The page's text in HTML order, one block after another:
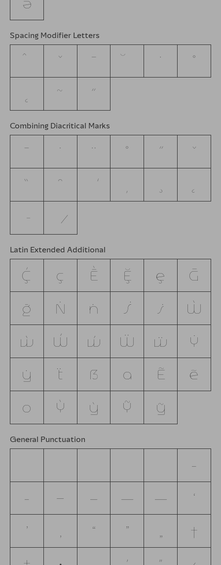
Spacing Modifier Letters
ˆ ˇ ˉ ˘ ˙
˚
˜ ˝
Combining Diacritical Marks
Latin Extended Additional
Ḉ ḉ Ḕ Ḝ ḝ
Ḡ
ḡ
Ṅ ṅ Ṡ ṡ
Ẁ
ẁ
Ẃ ẃ Ẅ ẅ
Ẏ
ẏ
ẗ ẞ ẫ Ẽ
ẽ
ỗ
Ỳ ỳ Ỹ ỹ
General Punctuation
‐
‑
‒ – — ―
‘
’
“ ”
†